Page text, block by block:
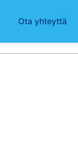
Ota yhteyttä